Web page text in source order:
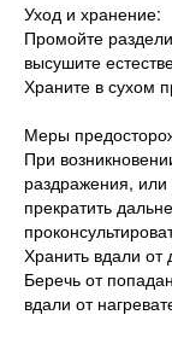
Уход и хранение:
Промойте
высушите
Храните в сухом
Меры
При
раздражения,
прекратить
Хранить вдали от
Беречь от
вдали от